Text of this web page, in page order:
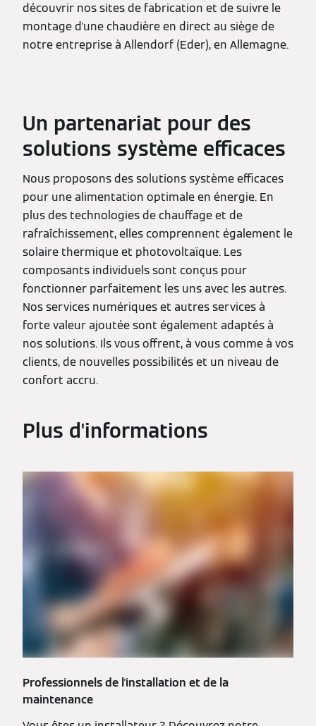
découvrir nos sites de fabrication et de suivre le
montage d'une chaudière en direct au siège de
notre entreprise à Allendorf (Eder), en Allemagne.
Un partenariat pour des
solutions système efficaces
Nous proposons des solutions système efficaces
pour une alimentation optimale en énergie. En
plus des technologies de chauffage et de
rafraîchissement, elles comprennent également le
solaire thermique et photovoltaïque. Les
composants individuels sont conçus pour
fonctionner parfaitement les uns avec les autres.
Nos services numériques et autres services à
forte valeur ajoutée sont également adaptés à
nos solutions. Ils vous offrent, à vous comme à vos
clients, de nouvelles possibilités et un niveau de
confort accru.
Plus d'informations
Professionnels de l'installation et de la
maintenance